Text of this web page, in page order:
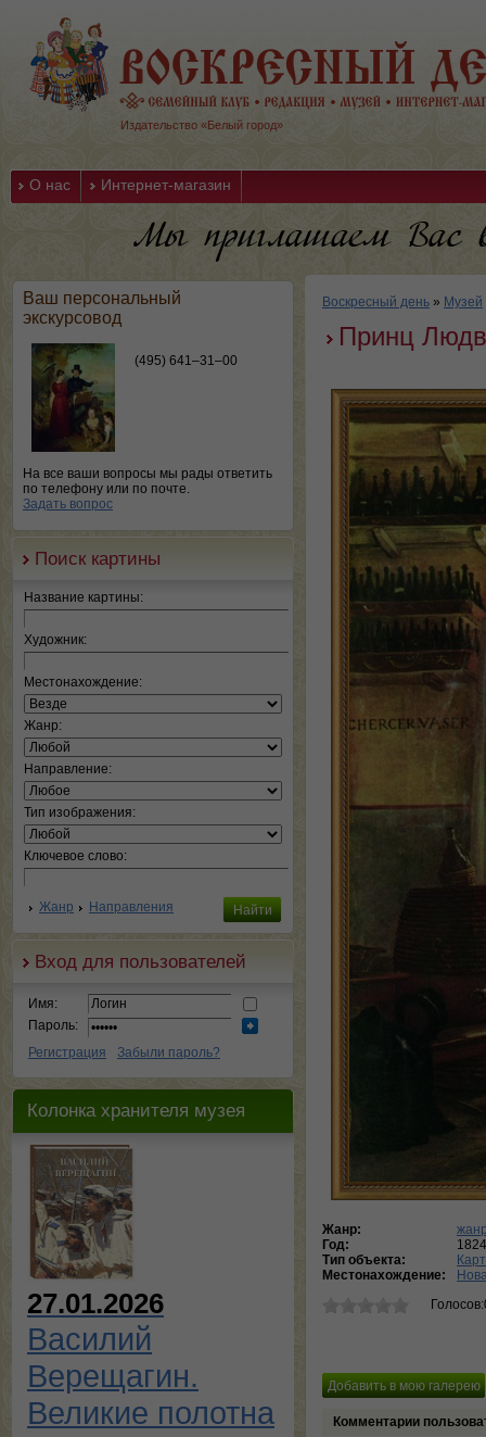
Издательство «Белый город»
О нас Интернет-магазин
Ваш персональный
экскурсовод
(495) 641–31–00
На все ваши вопросы мы рады ответить
по телефону или по почте.
Задать вопрос
Поиск картины
Название картины:
Художник:
Местонахождение:
Жанр:
Направление:
Тип изображения:
Ключевое слово:
Жанр Направления
Вход для пользователей
Имя:
Пароль:
Регистрация
Забыли пароль?
Колонка хранителя музея
27.01.2026
Василий
Верещагин.
Великие полотна
Воскресный день » Музей
Принц
Жанр:
Год:
1824
Тип объекта:
Местонахождение:
Комментарии